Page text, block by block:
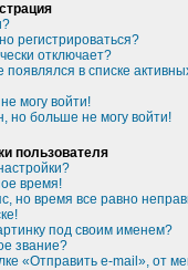
регистрироваться?
отключает?
появлялся в списке
могу войти!
но больше не могу войти!
пользователя
время!
но время все равно
под своим именем?
звание?
«Отправить e-mail», от